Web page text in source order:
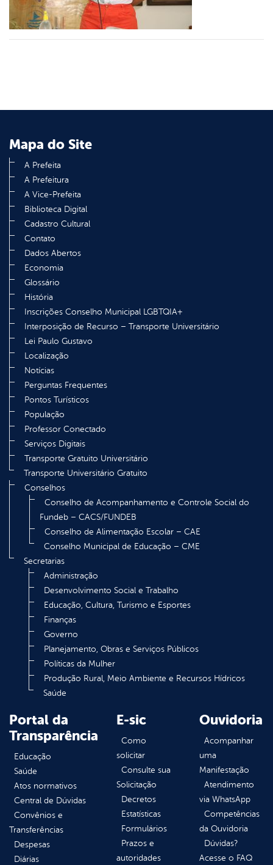
Mapa do Site
A Prefeita
A Prefeitura
A Vice-Prefeita
Biblioteca Digital
Cadastro Cultural
Contato
Dados Abertos
Economia
Glossário
História
Inscrições Conselho Municipal LGBTQIA+
Interposição de Recurso – Transporte Universitário
Lei Paulo Gustavo
Localização
Notícias
Perguntas Frequentes
Pontos Turísticos
População
Professor Conectado
Serviços Digitais
Transporte Gratuito Universitário
Transporte Universitário Gratuito
Conselhos
Conselho de Acompanhamento e Controle Social do
Fundeb – CACS/FUNDEB
Conselho de Alimentação Escolar – CAE
Conselho Municipal de Educação – CME
Secretarias
Administração
Desenvolvimento Social e Trabalho
Educação, Cultura, Turismo e Esportes
Finanças
Governo
Planejamento, Obras e Serviços Públicos
Políticas da Mulher
Produção Rural, Meio Ambiente e Recursos Hídricos
Saúde
Portal da
Transparência
Educação
Saúde
Atos normativos
Central de Dúvidas
Convênios e
Transferências
Despesas
Diárias
E-sic
Como
solicitar
Consulte sua
Solicitação
Decretos
Estatísticas
Formulários
Prazos e
autoridades
Ouvidoria
Acompanhar
uma
Manifestação
Atendimento
via WhatsApp
Competências
da Ouvidoria
Dúvidas?
Acesse o FAQ